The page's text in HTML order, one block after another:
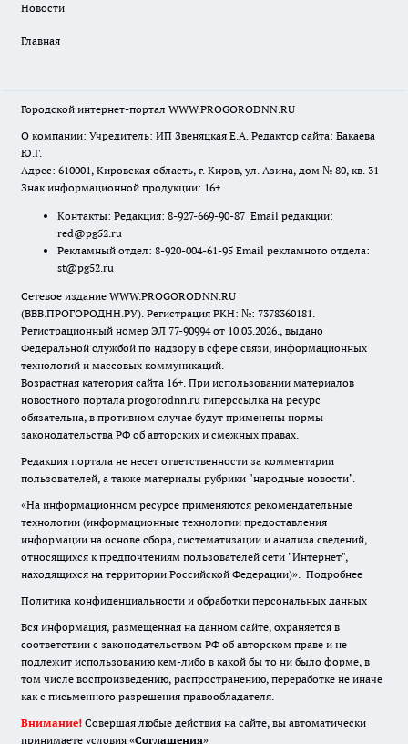
Новости
Главная
Городской интернет-портал WWW.PROGORODNN.RU
О компании: Учредитель: ИП Звеняцкая Е.А. Редактор сайта: Бакаева
Ю.Г.
Адрес: 610001, Кировская область, г. Киров, ул. Азина, дом № 80, кв. 31
Знак информационной продукции: 16+
Контакты: Редакция: 8-927-669-90-87 Email редакции:
red@pg52.ru
Рекламный отдел: 8-920-004-61-95 Email рекламного отдела:
st@pg52.ru
Сетевое издание WWW.PROGORODNN.RU
(ВВВ.ПРОГОРОДНН.РУ). Регистрация РКН: №: 7378360181.
Регистрационный номер ЭЛ 77-90994 от 10.03.2026., выдано
Федеральной службой по надзору в сфере связи, информационных
технологий и массовых коммуникаций.
Возрастная категория сайта 16+. При использовании материалов
новостного портала progorodnn.ru гиперссылка на ресурс
обязательна, в противном случае будут применены нормы
законодательства РФ об авторских и смежных правах.
Редакция портала не несет ответственности за комментарии
пользователей, а также материалы рубрики "народные новости".
«На информационном ресурсе применяются рекомендательные
технологии (информационные технологии предоставления
информации на основе сбора, систематизации и анализа сведений,
относящихся к предпочтениям пользователей сети "Интернет",
находящихся на территории Российской Федерации)». Подробнее
Политика конфиденциальности и обработки персональных данных
Вся информация, размещенная на данном сайте, охраняется в
соответствии с законодательством РФ об авторском праве и не
подлежит использованию кем-либо в какой бы то ни было форме, в
том числе воспроизведению, распространению, переработке не иначе
как с письменного разрешения правообладателя.
Внимание! Совершая любые действия на сайте, вы автоматически
принимаете условия «Cоглашения»